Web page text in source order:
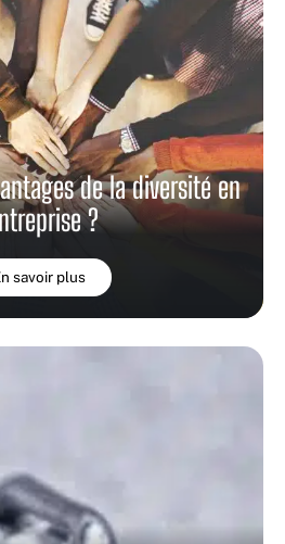
de la diversité en
?
savoir plus